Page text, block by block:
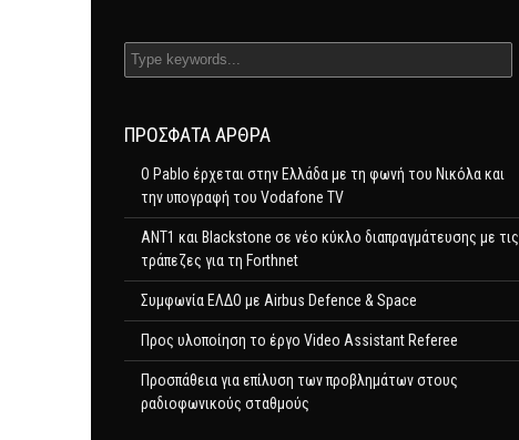
ΠΡΌΣΦΑΤΑ ΆΡΘΡΑ
Ο Pablo έρχεται στην Ελλάδα με τη φωνή του Νικόλα και
την υπογραφή του Vodafone TV
ΑΝΤ1 και Blackstone σε νέο κύκλο διαπραγμάτευσης με τις
τράπεζες για τη Forthnet
Συμφωνία ΕΛΔΟ με Airbus Defence & Space
Προς υλοποίηση το έργο Video Assistant Referee
Προσπάθεια για επίλυση των προβλημάτων στους
ραδιοφωνικούς σταθμούς